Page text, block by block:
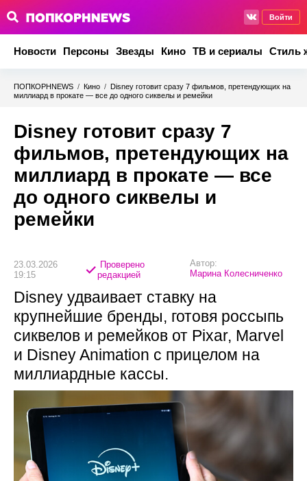
Войти
Новости Персоны Звезды Кино ТВ и сериалы Стиль
ПОПКОРНNEWS / Кино / Disney готовит сразу 7 фильмов, претендующих на
миллиард в прокате — все до одного сиквелы и ремейки
Disney готовит сразу 7
фильмов, претендующих на
миллиард в прокате — все
до одного сиквелы и
ремейки
23.03.2026
19:15
Проверено
редакцией
Автор:
Марина Колесниченко
Disney удваивает ставку на
крупнейшие бренды, готовя россыпь
сиквелов и ремейков от Pixar, Marvel
и Disney Animation с прицелом на
миллиардные кассы.